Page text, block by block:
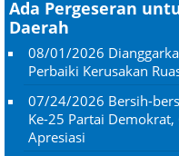
Ada Pergeseran
Daerah
08/01/2026
Perbaiki Kerusakan
07/24/2026 Bersih-
Ke-25 Partai
Apresiasi